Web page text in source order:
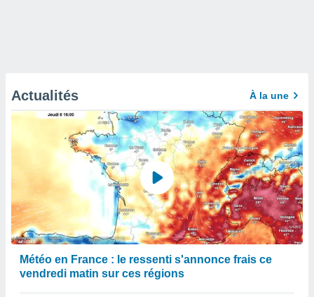
Actualités À la une
Météo en France : le ressenti s'annonce frais ce
vendredi matin sur ces régions